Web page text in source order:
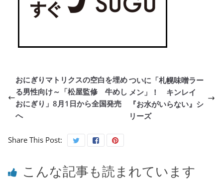
おにぎりマトリクスの空白を埋め
る男性向け～「松屋監修 牛めし
おにぎり」8月1日から全国発売
へ
ついに「札幌味噌ラー
メン」！ キンレイ
『お水がいらない』シ
リーズ
Share This Post:
こんな記事も読まれています